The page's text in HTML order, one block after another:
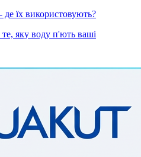
їх використовують?
яку воду п'ють ваші